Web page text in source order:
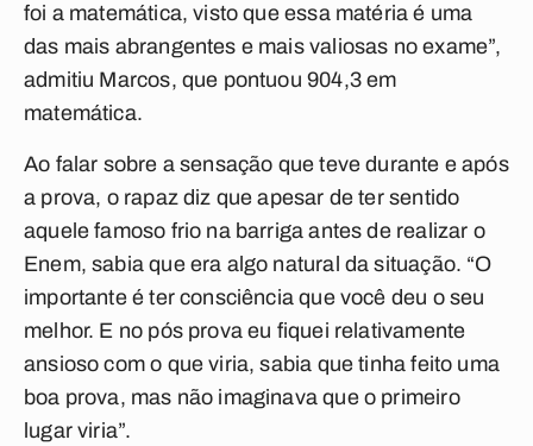
foi a matemática, visto que essa matéria é uma
das mais abrangentes e mais valiosas no exame”,
admitiu Marcos, que pontuou 904,3 em
matemática.
Ao falar sobre a sensação que teve durante e após
a prova, o rapaz diz que apesar de ter sentido
aquele famoso frio na barriga antes de realizar o
Enem, sabia que era algo natural da situação. “O
importante é ter consciência que você deu o seu
melhor. E no pós prova eu fiquei relativamente
ansioso com o que viria, sabia que tinha feito uma
boa prova, mas não imaginava que o primeiro
lugar viria”.